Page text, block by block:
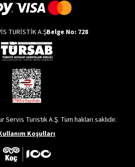
TURİSTİK A.ŞBelge No: 728
Turistik A.Ş. Tüm hakları saklıdır.
Koşulları